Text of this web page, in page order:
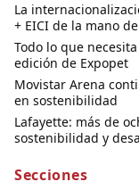
La
+ EICI de la mano
Todo lo que
edición de Expopet
Movistar Arena
en sostenibilidad
Lafayette: más de
sostenibilidad y
Secciones